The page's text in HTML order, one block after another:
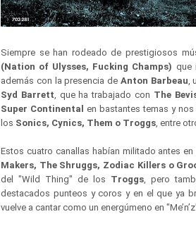
Siempre se han rodeado de prestigiosos
(Nation of Ulysses, Fucking Champs) que
además con la presencia de Anton Barbeau,
Syd Barrett, que ha trabajado con The
Super Continental en bastantes temas y
los Sonics, Cynics, Them o Troggs, entre
Estos cuatro canallas habían militado antes
Makers, The Shruggs, Zodiac Killers o
del "Wild Thing" de los Troggs, pero
destacados punteos y coros y en el que ya
vuelve a cantar como un energúmeno en